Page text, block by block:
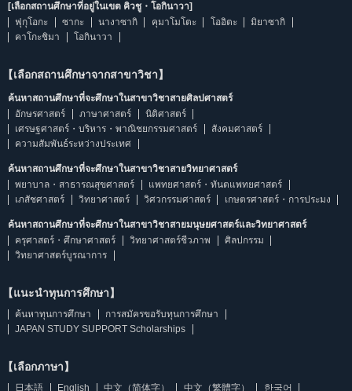
[เลือกสถานศึกษาที่อยู่ในเขต คิวชู・โอกินาวา]
ฟุกุโอกะ
ซากะ นางาซากิ คุมาโมโตะ โออิตะ
มิยาซากิ
คาโกะชิมา
โอกินาวา
【เลือกสถานศึกษาจากสาขาวิชา】
ค้นหาสถานศึกษาที่จะศึกษาในสาขาวิชาสายศิลปศาสตร์
อักษรศาสตร์
ภาษาศาสตร์
นิติศาสตร์
เศรษฐศาสตร์・บริหาร・พาณิชยกรรมศาสตร์
สังคมศาสตร์
ความสัมพันธ์ระหว่างประเทศ
ค้นหาสถานศึกษาที่จะศึกษาในสาขาวิชาสายวิทยาศาสตร์
พยาบาล・สาธารณสุขศาสตร์
แพทยศาสตร์・ทันตแพทยศาสตร์
เภสัชศาสตร์
วิทยาศาสตร์ วิศวกรรมศาสตร์ เกษตรศาสตร์・การประมง
ค้นหาสถานศึกษาที่จะศึกษาในสาขาวิชาสายมนุษยศาสตร์และวิทยาศาสตร์
ครุศาสตร์・ศึกษาศาสตร์
วิทยาศาสตร์ชีวภาพ
ศิลปกรรม
วิทยาศาสตร์บูรณาการ
【แนะนำทุนการศึกษา】
ค้นหาทุนการศึกษา
การสมัครขอรับทุนการศึกษา
JAPAN STUDY SUPPORT Scholarships
【เลือกภาษา】
日本語 English 中文（简体字） 中文（繁體字） 한국어